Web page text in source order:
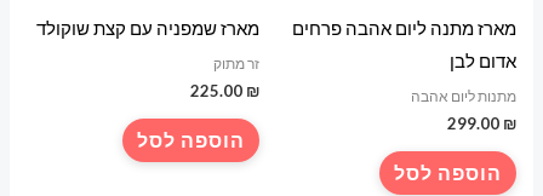
מארז מתנה ליום אהבה פרחים
אדום לבן
מתנות ליום אהבה
299.00 ₪
הוספה לסל
מארז שמפניה עם קצת שוקולד
זר מתוק
225.00 ₪
הוספה לסל